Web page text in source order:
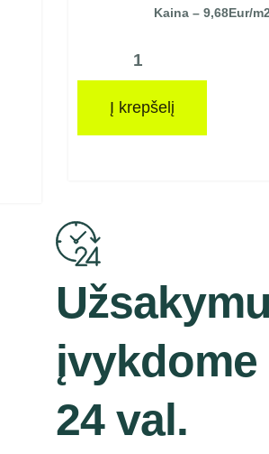
Kaina – 9,68Eur/
Į krepšelį
įvykdome
24 val.